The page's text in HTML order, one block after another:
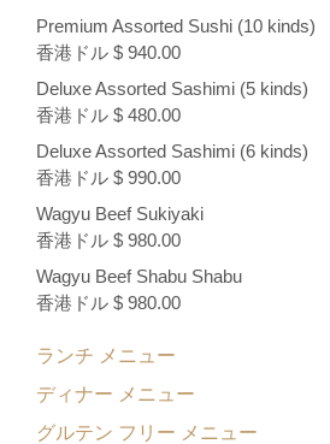
Premium Assorted Sushi (10 kinds)
香港ドル $ 940.00
Deluxe Assorted Sashimi (5 kinds)
香港ドル $ 480.00
Deluxe Assorted Sashimi (6 kinds)
香港ドル $ 990.00
Wagyu Beef Sukiyaki
香港ドル $ 980.00
Wagyu Beef Shabu Shabu
香港ドル $ 980.00
ランチ メニュー
ディナー メニュー
グルテン フリー メニュー